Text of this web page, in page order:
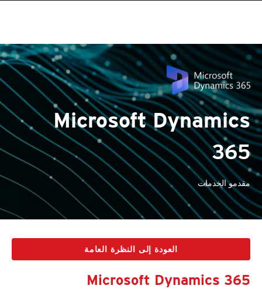
Microsoft Dynamics
365
مقدمو الخدمات
العودة إلى النظرة العامة
Microsoft Dynamics 365